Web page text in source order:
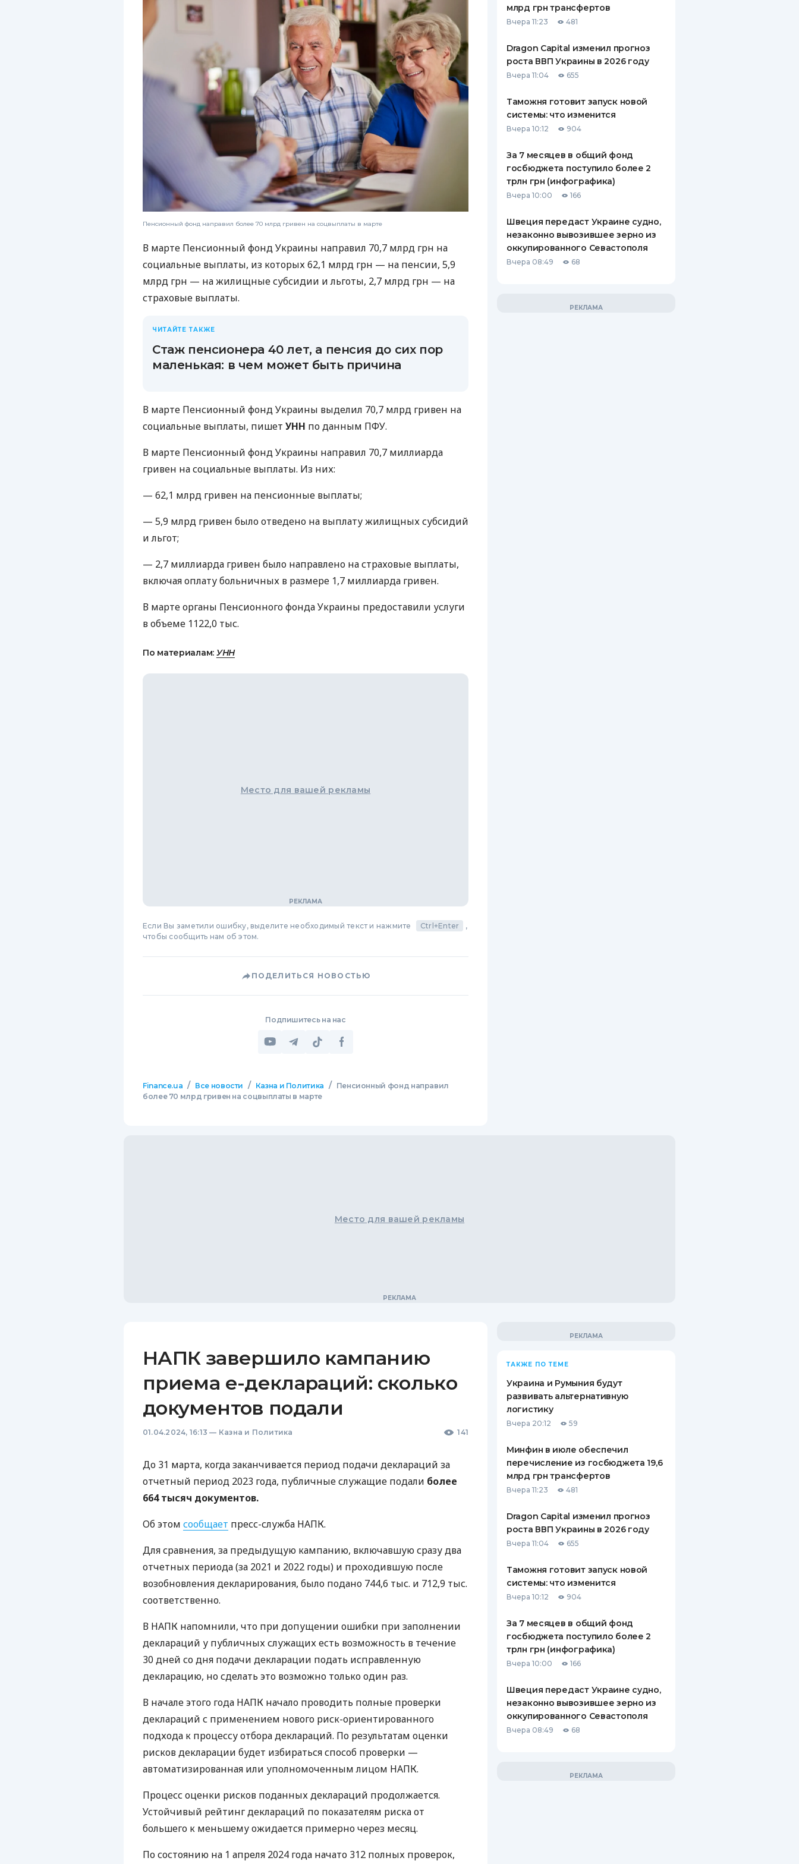
ЕЖЕМЕСЯЧНЫЙ ОБЗОР
КЕШБЭКА
ПУТЕВОДИТЕЛИ ПО
БАНКОВСКИМ КАРТАМ
ПУТЕВОДИТЕЛИ ПО
ВСЕ СТРАХОВЫЕ ПОЛИСЫ
СТРАХОВЫЕ КОМПАНИИ
ОТЗЫВЫ О СТРАХОВЫХ
КОМПАНИЯХ
КОНТАКТЫ
Пенсионный фонд направил более 70 млрд гривен на соцвыплаты в марте
В марте Пенсионный фонд Украины направил 70,7 млрд грн на
социальные выплаты, из которых 62,1 млрд грн — на пенсии, 5,9
млрд грн — на жилищные субсидии и льготы, 2,7 млрд грн — на
страховые выплаты.
ЧИТАЙТЕ ТАКЖЕ
Стаж пенсионера 40 лет, а пенсия до сих пор
маленькая: в чем может быть причина
В марте Пенсионный фонд Украины выделил 70,7 млрд гривен на
социальные выплаты, пишет УНН по данным ПФУ.
В марте Пенсионный фонд Украины направил 70,7 миллиарда
гривен на социальные выплаты. Из них:
— 62,1 млрд гривен на пенсионные выплаты;
— 5,9 млрд гривен было отведено на выплату жилищных субсидий
и льгот;
— 2,7 миллиарда гривен было направлено на страховые выплаты,
включая оплату больничных в размере 1,7 миллиарда гривен.
В марте органы Пенсионного фонда Украины предоставили услуги
в объеме 1122,0 тыс.
По материалам: УНН
Место для вашей рекламы
Если Вы заметили ошибку, выделите необходимый текст и нажмите Ctrl+Enter
,
чтобы сообщить нам об этом.
ПОДЕЛИТЬСЯ НОВОСТЬЮ
Подпишитесь на нас
Finance.ua / Все новости / Казна и Политика /
Пенсионный фонд направил
более 70 млрд гривен на соцвыплаты в марте
млрд грн трансфертов
Вчера 11:23 481
Dragon Capital изменил прогноз
роста ВВП Украины в 2026 году
Вчера 11:04 655
Таможня готовит запуск новой
системы: что изменится
Вчера 10:12 904
За 7 месяцев в общий фонд
госбюджета поступило более 2
трлн грн (инфографика)
Вчера 10:00 166
Швеция передаст Украине судно,
незаконно вывозившее зерно из
оккупированного Севастополя
Вчера 08:49 68
Место для вашей рекламы
НАПК завершило кампанию
приема е-деклараций: сколько
документов подали
01.04.2024, 16:13 — Казна и Политика 141
До 31 марта, когда заканчивается период подачи деклараций за
отчетный период 2023 года, публичные служащие подали более
664 тысяч документов.
Об этом сообщает пресс-служба НАПК.
Для сравнения, за предыдущую кампанию, включавшую сразу два
отчетных периода (за 2021 и 2022 годы) и проходившую после
возобновления декларирования, было подано 744,6 тыс. и 712,9 тыс.
соответственно.
В НАПК напомнили, что при допущении ошибки при заполнении
деклараций у публичных служащих есть возможность в течение
30 дней со дня подачи декларации подать исправленную
декларацию, но сделать это возможно только один раз.
В начале этого года НАПК начало проводить полные проверки
деклараций с применением нового риск-ориентированного
подхода к процессу отбора деклараций. По результатам оценки
рисков декларации будет избираться способ проверки —
автоматизированная или уполномоченным лицом НАПК.
Процесс оценки рисков поданных деклараций продолжается.
Устойчивый рейтинг деклараций по показателям риска от
большего к меньшему ожидается примерно через месяц.
По состоянию на 1 апреля 2024 года начато 312 полных проверок,
ТАКЖЕ ПО ТЕМЕ
Украина и Румыния будут
развивать альтернативную
логистику
Вчера 20:12 59
Минфин в июле обеспечил
перечисление из госбюджета 19,6
млрд грн трансфертов
Вчера 11:23 481
Dragon Capital изменил прогноз
роста ВВП Украины в 2026 году
Вчера 11:04 655
Таможня готовит запуск новой
системы: что изменится
Вчера 10:12 904
За 7 месяцев в общий фонд
госбюджета поступило более 2
трлн грн (инфографика)
Вчера 10:00 166
Швеция передаст Украине судно,
незаконно вывозившее зерно из
оккупированного Севастополя
Вчера 08:49 68